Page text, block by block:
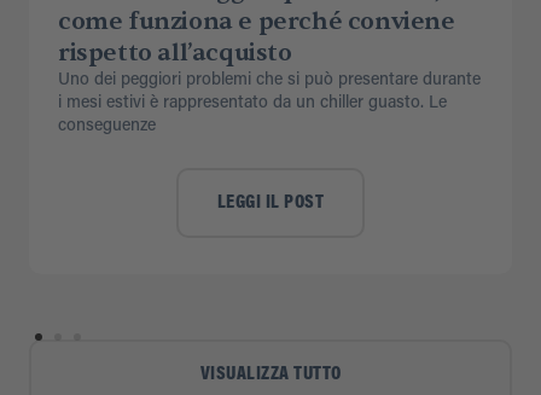
come funziona e perché conviene
rispetto all’acquisto
Uno dei peggiori problemi che si può presentare durante
i mesi estivi è rappresentato da un chiller guasto. Le
conseguenze
LEGGI IL POST
VISUALIZZA TUTTO